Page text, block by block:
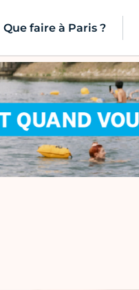
Que faire à Paris ?